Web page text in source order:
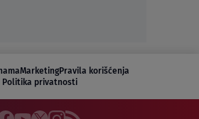
MarketingPravila korišćenja
Politika privatnosti